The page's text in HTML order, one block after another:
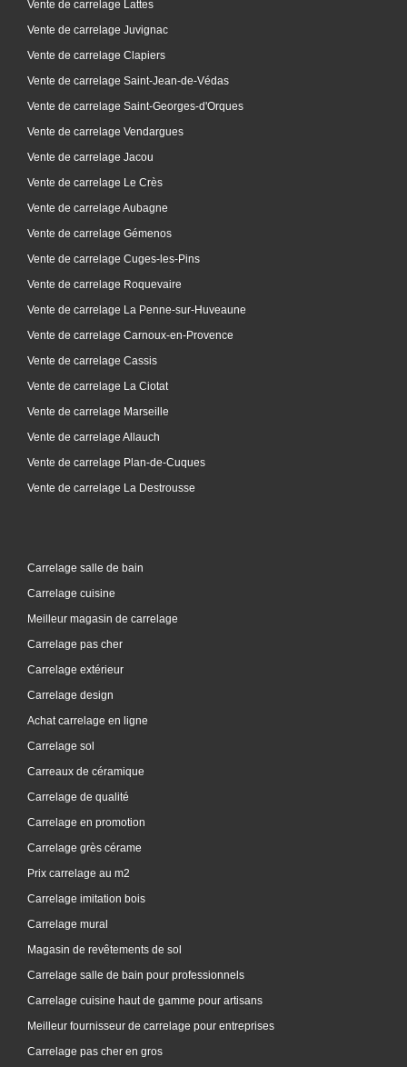
Vente de carrelage Lattes
Vente de carrelage Juvignac
Vente de carrelage Clapiers
Vente de carrelage Saint-Jean-de-Védas
Vente de carrelage Saint-Georges-d'Orques
Vente de carrelage Vendargues
Vente de carrelage Jacou
Vente de carrelage Le Crès
Vente de carrelage Aubagne
Vente de carrelage Gémenos
Vente de carrelage Cuges-les-Pins
Vente de carrelage Roquevaire
Vente de carrelage La Penne-sur-Huveaune
Vente de carrelage Carnoux-en-Provence
Vente de carrelage Cassis
Vente de carrelage La Ciotat
Vente de carrelage Marseille
Vente de carrelage Allauch
Vente de carrelage Plan-de-Cuques
Vente de carrelage La Destrousse
Carrelage salle de bain
Carrelage cuisine
Meilleur magasin de carrelage
Carrelage pas cher
Carrelage extérieur
Carrelage design
Achat carrelage en ligne
Carrelage sol
Carreaux de céramique
Carrelage de qualité
Carrelage en promotion
Carrelage grès cérame
Prix carrelage au m2
Carrelage imitation bois
Carrelage mural
Magasin de revêtements de sol
Carrelage salle de bain pour professionnels
Carrelage cuisine haut de gamme pour artisans
Meilleur fournisseur de carrelage pour entreprises
Carrelage pas cher en gros